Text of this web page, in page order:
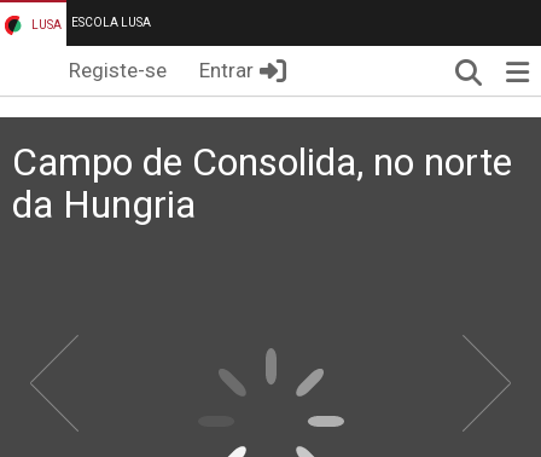
LUSA ESCOLA LUSA
Registe-se Entrar
Campo de Consolida, no norte
da Hungria